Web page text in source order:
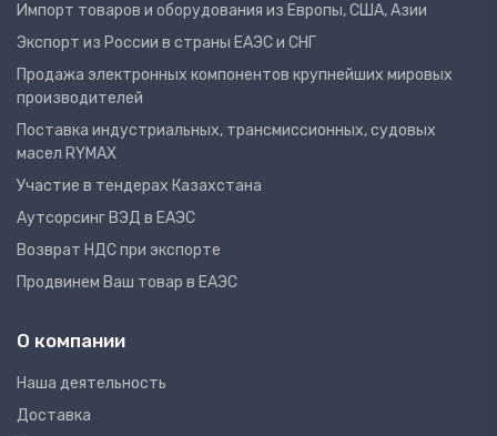
Импорт товаров и оборудования из Европы, США, Азии
Экспорт из России в страны ЕАЭС и СНГ
Продажа электронных компонентов крупнейших мировых
производителей
Поставка индустриальных, трансмиссионных, судовых
масел RYMAX
Участие в тендерах Казахстана
Аутсорсинг ВЭД в ЕАЭС
Возврат НДС при экспорте
Продвинем Ваш товар в ЕАЭС
О компании
Наша деятельность
Доставка